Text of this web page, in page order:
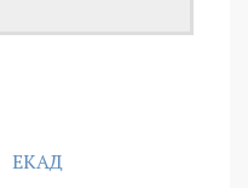
ЕКАД